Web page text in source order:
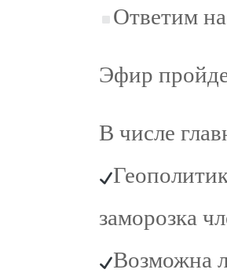
Ответим
Эфир
В числе
заморозка
Возможна